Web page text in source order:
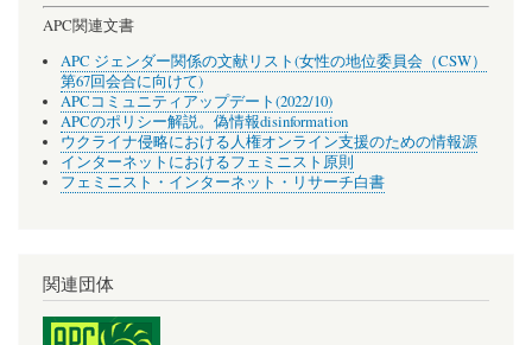
APC関連文書
APC ジェンダー関係の文献リスト(女性の地位委員会（CSW）
第67回会合に向けて)
APCコミュニティアップデート(2022/10)
APCのポリシー解説。偽情報disinformation
ウクライナ侵略における人権オンライン支援のための情報源
インターネットにおけるフェミニスト原則
フェミニスト・インターネット・リサーチ白書
関連団体